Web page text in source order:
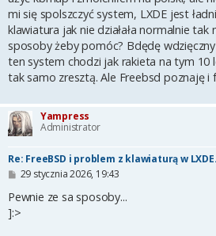
mi się spolszczyć system, LXDE jest
klawiatura jak nie działała normalnie tak
sposoby żeby pomóc? Bdędę
ten system chodzi jak rakieta na tym 10
tak samo zresztą. Ale Freebsd poznaję i
Yampress
Administrator
Re: FreeBSD i problem z klawiaturą w LXDE.
P
s
29 stycznia 2026, 19:43
Pewnie ze sa sposoby...
]:>